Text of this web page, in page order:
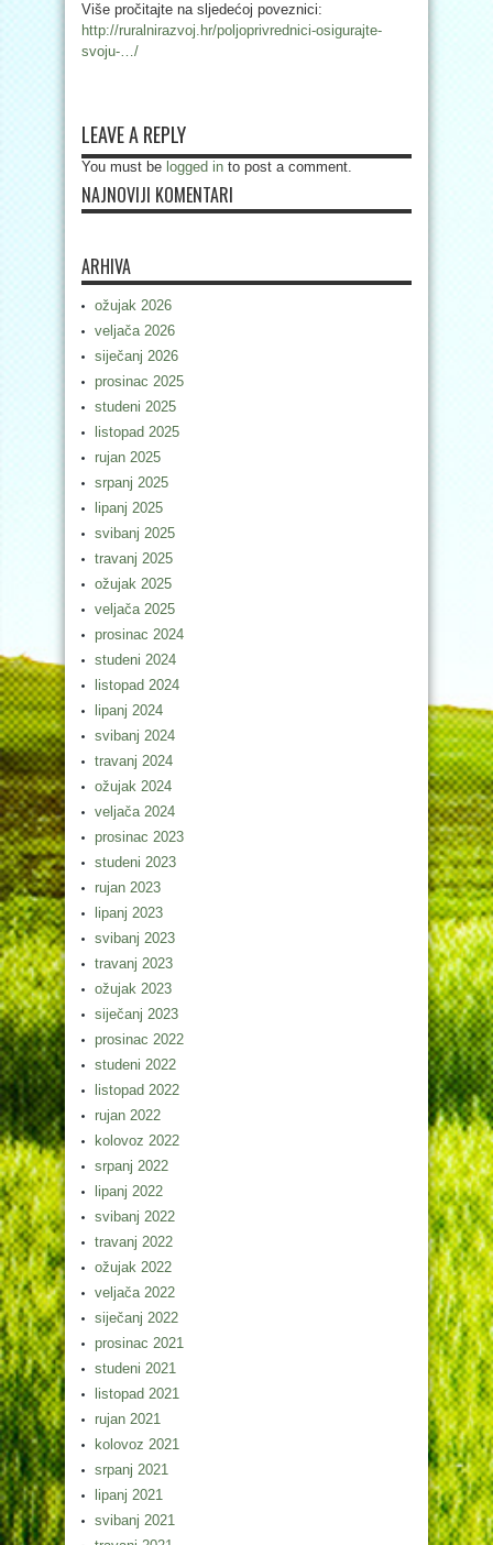
Više pročitajte na sljedećoj poveznici:
http://ruralnirazvoj.hr/poljoprivrednici-osigurajte-
svoju-…/
LEAVE A REPLY
You must be logged in to post a comment.
NAJNOVIJI KOMENTARI
ARHIVA
ožujak 2026
veljača 2026
siječanj 2026
prosinac 2025
studeni 2025
listopad 2025
rujan 2025
srpanj 2025
lipanj 2025
svibanj 2025
travanj 2025
ožujak 2025
veljača 2025
prosinac 2024
studeni 2024
listopad 2024
lipanj 2024
svibanj 2024
travanj 2024
ožujak 2024
veljača 2024
prosinac 2023
studeni 2023
rujan 2023
lipanj 2023
svibanj 2023
travanj 2023
ožujak 2023
siječanj 2023
prosinac 2022
studeni 2022
listopad 2022
rujan 2022
kolovoz 2022
srpanj 2022
lipanj 2022
svibanj 2022
travanj 2022
ožujak 2022
veljača 2022
siječanj 2022
prosinac 2021
studeni 2021
listopad 2021
rujan 2021
kolovoz 2021
srpanj 2021
lipanj 2021
svibanj 2021